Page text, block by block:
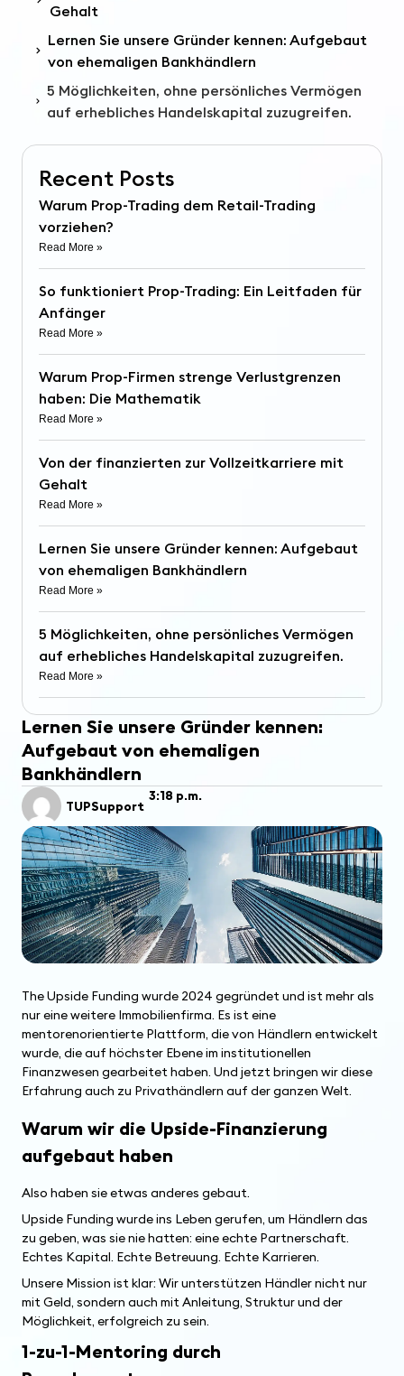
Lernen Sie unsere Gründer kennen:
Aufgebaut von ehemaligen
Bankhändlern
TUPSupport
3:18 p.m.
The Upside Funding wurde 2024 gegründet und ist mehr als
nur eine weitere Immobilienfirma. Es ist eine
mentorenorientierte Plattform, die von Händlern entwickelt
wurde, die auf höchster Ebene im institutionellen
Finanzwesen gearbeitet haben. Und jetzt bringen wir diese
Erfahrung auch zu Privathändlern auf der ganzen Welt.
Warum wir die Upside-Finanzierung
aufgebaut haben
Also haben sie etwas anderes gebaut.
Upside Funding wurde ins Leben gerufen, um Händlern das
zu geben, was sie nie hatten: eine echte Partnerschaft.
Echtes Kapital. Echte Betreuung. Echte Karrieren.
Unsere Mission ist klar: Wir unterstützen Händler nicht nur
mit Geld, sondern auch mit Anleitung, Struktur und der
Möglichkeit, erfolgreich zu sein.
1-zu-1-Mentoring durch
Gehalt
Lernen Sie unsere Gründer kennen: Aufgebaut
von ehemaligen Bankhändlern
5 Möglichkeiten, ohne persönliches Vermögen
auf erhebliches Handelskapital zuzugreifen.
Recent Posts
Warum Prop-Trading dem Retail-Trading
vorziehen?
Read More »
So funktioniert Prop-Trading: Ein Leitfaden für
Anfänger
Read More »
Warum Prop-Firmen strenge Verlustgrenzen
haben: Die Mathematik
Read More »
Von der finanzierten zur Vollzeitkarriere mit
Gehalt
Read More »
Lernen Sie unsere Gründer kennen: Aufgebaut
von ehemaligen Bankhändlern
Read More »
5 Möglichkeiten, ohne persönliches Vermögen
auf erhebliches Handelskapital zuzugreifen.
Read More »